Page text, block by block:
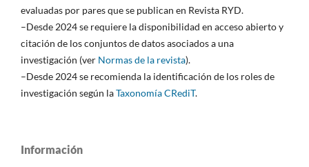
evaluadas por pares que se publican en Revista RYD.
–Desde 2024 se requiere la disponibilidad en acceso abierto y
citación de los conjuntos de datos asociados a una
investigación (ver Normas de la revista).
–Desde 2024 se recomienda la identificación de los roles de
investigación según laTaxonomía CRediT.
Información